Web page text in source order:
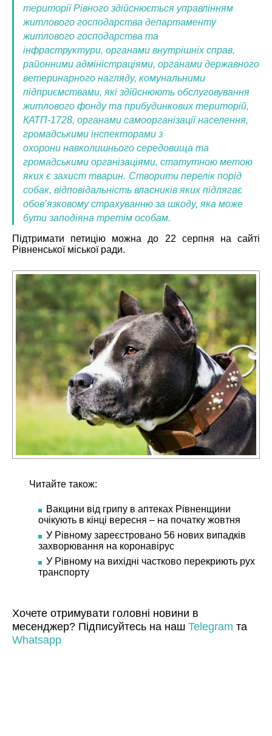
території Рівного здійснюється управлінням
житлового господарства департаменту
житлового господарства та
інфраструктури, органами внутрішніх справ,
районними адміністраціями, органами державного
ветеринарного нагляду, комунальними
підприємствами, які здійснюють обслуговування
житлового фонду та прибудинкових територій,
КАТП-1728, органами самоорганізації населення,
громадськими інспекторами з
охорони навколишнього середовища та
громадськими організаціями, статутною метою
яких є захист тварин. Створити перелік порід
собак, відповідальність власників яких підлягає
обов’язковому страхуванню за шкоду, яка може
бути заподіяна третім особам.
Підтримати петицію можна до 22 серпня на сайті
Рівненської міської ради.
Читайте також:
Вакцини від грипу в аптеках Рівненщини
очікують в кінці вересня – на початку жовтня
У Рівному зареєстровано 56 нових випадків
захворювання на коронавірус
У Рівному на вихідні частково перекриють рух
транспорту
Хочете отримувати головні новини в
месенджер? Підписуйтесь на наш Telegram та
Whatsapp